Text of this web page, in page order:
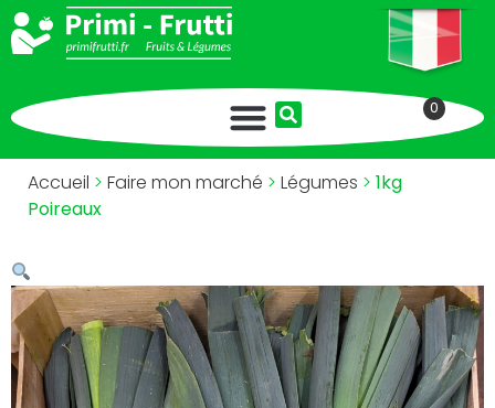
0
Accueil > Faire mon marché > Légumes > 1kg
Poireaux